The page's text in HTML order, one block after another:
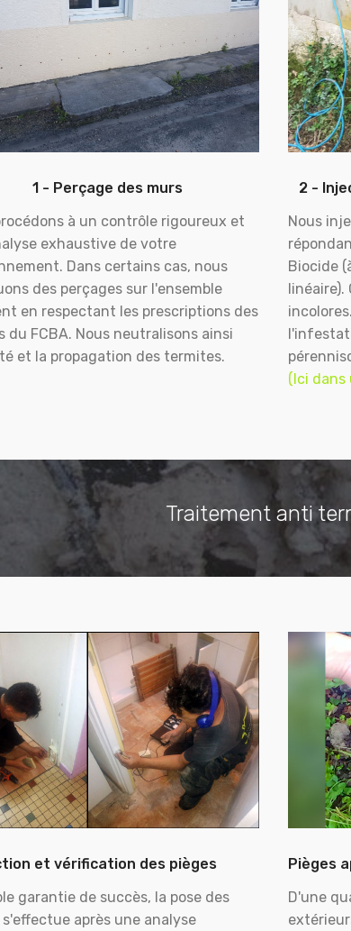
1 - Perçage des murs
à un contrôle rigoureux et
exhaustive de votre
Dans certains cas, nous
des perçages sur l'ensemble
en respectant les prescriptions des
du FCBA. Nous neutralisons ainsi
et la propagation des termites.
2 -
Nous
Biocide
linéaire).
(Ici dans
Traitement anti
et vérification des pièges
garantie de succès, la pose des
s'effectue après une analyse
Pièges
D'une